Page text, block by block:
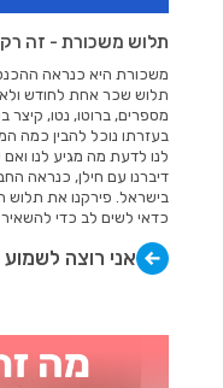
תלוש משכורת - זה
משכורת היא כנראה
תלוש שכר אחת לחודש
מספרים, ברוטו, נטו,
בעזרתו נוכל להבין כמה
לנו לדעת מה מגיע לנו ואם
דיברנו עם חילן, כנראה
בישראל. פירקנו את תלוש
כדאי לשים לב כדי
אני רוצה לשמוע